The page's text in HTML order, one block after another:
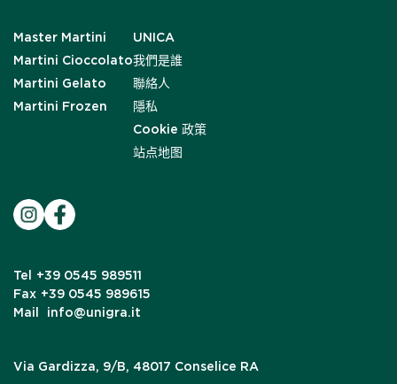
Master Martini
Martini Cioccolato
Martini Gelato
Martini Frozen
UNICA
我們是誰
聯絡人
隱私
Cookie 政策
站点地图
Tel
+39 0545 989511
Fax +39 0545 989615
Mail
info@unigra.it
Via Gardizza, 9/B, 48017 Conselice RA